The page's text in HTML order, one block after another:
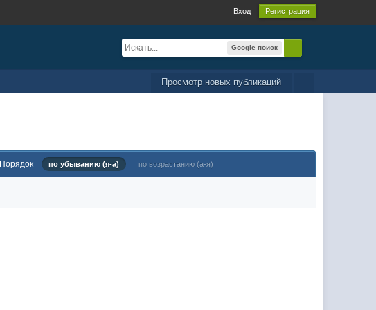
Вход Регистрация
Google поиск
Просмотр новых публикаций
Порядок по убыванию (я-а) по возрастанию (а-я)